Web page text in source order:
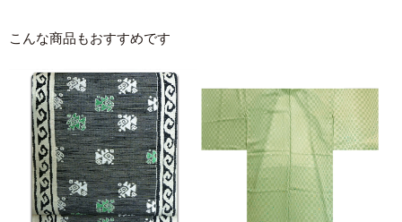
こんな商品もおすすめです